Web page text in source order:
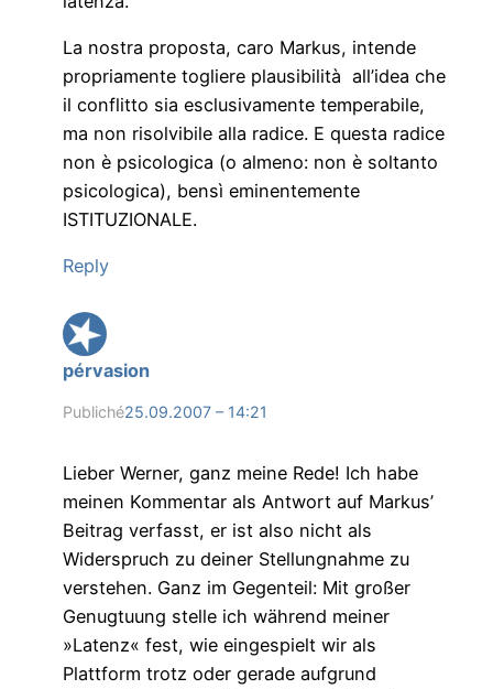
La nostra proposta, caro Markus, intende
propriamente togliere plausibilità all’idea che
il conflitto sia esclusivamente temperabile,
ma non risolvibile alla radice. E questa radice
non è psicologica (o almeno: non è soltanto
psicologica), bensì eminentemente
ISTITUZIONALE.
Reply
pérvasion
Publiché25.09.2007 – 14:21
Lieber Werner, ganz meine Rede! Ich habe
meinen Kommentar als Antwort auf Markus’
Beitrag verfasst, er ist also nicht als
Widerspruch zu deiner Stellungnahme zu
verstehen. Ganz im Gegenteil: Mit großer
Genugtuung stelle ich während meiner
»Latenz« fest, wie eingespielt wir als
Plattform trotz oder gerade aufgrund